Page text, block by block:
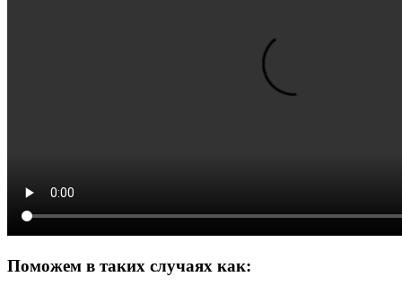
Поможем в таких случаях как: